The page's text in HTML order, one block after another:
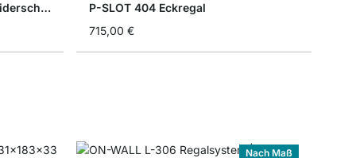
CLOS-IT 606 Begehbarer Kleiderschrank
P-SLOT 404 Eckregal
715,00 €
Nach Maß